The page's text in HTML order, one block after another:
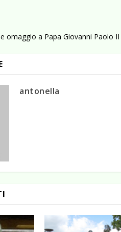
omaggio a Papa Giovanni Paolo II
antonella